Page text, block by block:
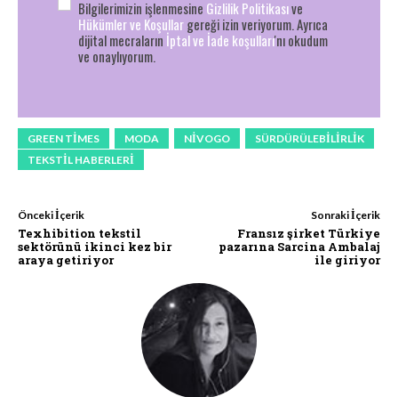
Bilgilerimizin işlenmesine Gizlilik Politikasıve
Hükümler ve Koşullargereği izin veriyorum. Ayrıca
dijital mecraların İptal ve İade koşulları'nı okudum
ve onaylıyorum.
GREEN TIMES MODA NIVOGO
SÜRDÜRÜLEBILIRLIK
TEKSTIL HABERLERI
Önceki İçerik
Texhibition tekstil
sektörünü ikinci kez bir
araya getiriyor
Sonraki İçerik
Fransız şirket Türkiye
pazarına Sarcina Ambalaj
ile giriyor